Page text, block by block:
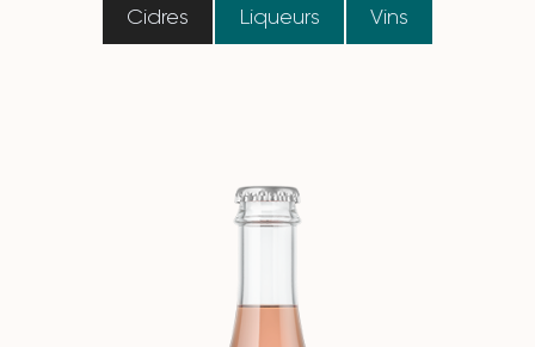
Cidres Liqueurs Vins